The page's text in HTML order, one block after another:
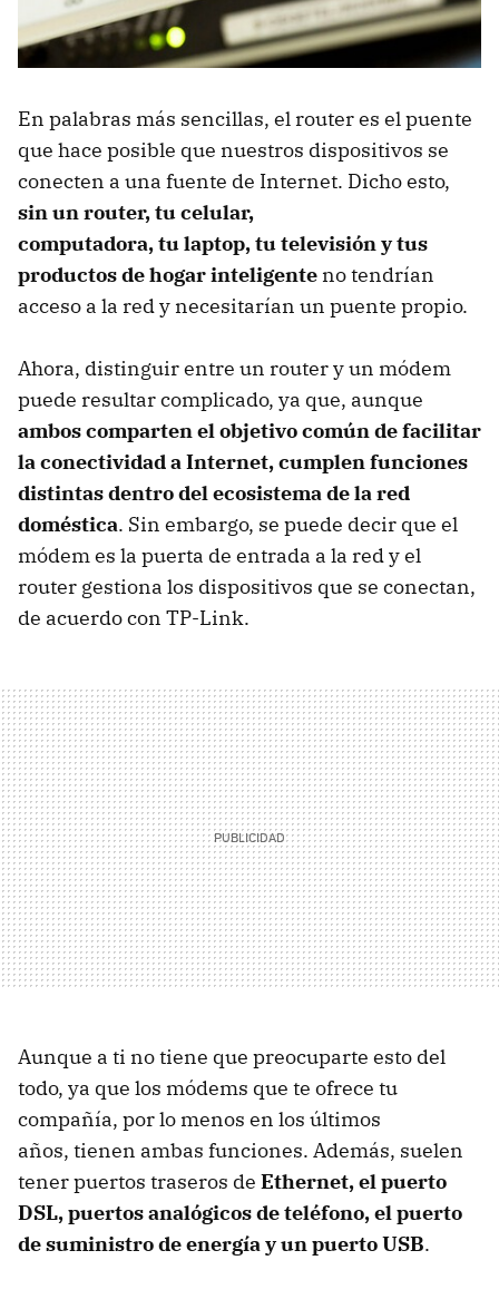
En palabras más sencillas, el router es el puente
que hace posible que nuestros dispositivos se
conecten a una fuente de Internet. Dicho esto,
sin un router, tu celular,
computadora,tulaptop, tu televisión y tus
productos dehogar inteligente no tendrían
acceso a la red y necesitarían un puente propio.
Ahora, distinguir entre un router y un módem
puede resultar complicado, ya que, aunque
ambos comparten el objetivo común de facilitar
la conectividad a Internet, cumplen funciones
distintas dentro del ecosistema de la red
doméstica. Sin embargo, se puede decir que el
módem es la puerta de entrada a la red y el
router gestiona los dispositivos que se conectan,
de acuerdo con TP-Link.
Aunque a ti no tiene que preocuparte esto del
todo, ya que los módems que te ofrece tu
compañía, por lo menos en los últimos
años, tienen ambas funciones. Además, suelen
tener puertos traseros de Ethernet, el puerto
DSL, puertos analógicos de teléfono, el puerto
de suministro de energía y un puerto USB.